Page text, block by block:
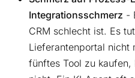
Integrationsschmerz -
CRM schlecht ist. Es
Lieferantenportal nicht
fünftes Tool zu